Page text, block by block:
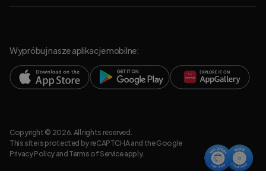
Wypróbuj nasze aplikacje mobilne:
Copyright © 2026. All rights reserved.
This site is protected by reCAPTCHA and the Google
Privacy Policyand Terms of Serviceapply.